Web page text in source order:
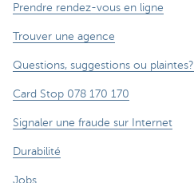
Prendre rendez-vous en ligne
Trouver une agence
Questions, suggestions ou plaintes?
Card Stop 078 170 170
Signaler une fraude sur Internet
Durabilité
Jobs